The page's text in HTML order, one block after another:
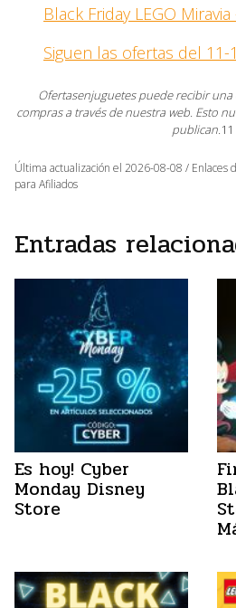
Black Friday LEGO
Siguen las ofertas del 11-
Ofertasenjuguetes puede recibir una
compras a través de nuestra web. Esto
publican.11
Última actualización el 2026-08-08 / Enlaces
para Afiliados
Entradas
Es hoy! Cyber
Monday Disney
Store